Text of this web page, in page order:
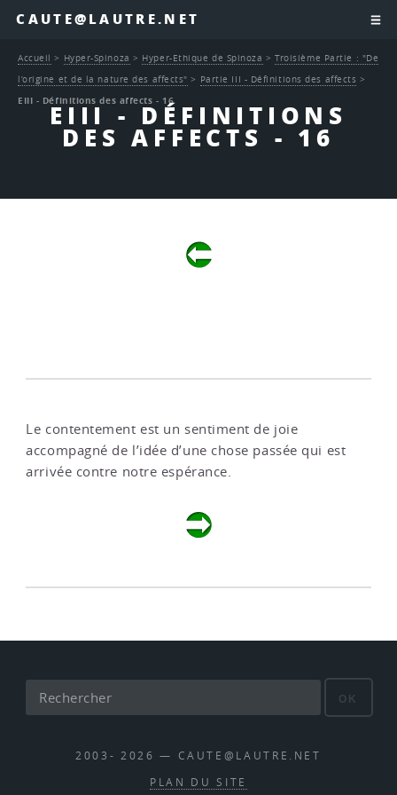
CAUTE@LAUTRE.NET
EIII - DÉFINITIONS
DES AFFECTS - 16
Accueil > Hyper-Spinoza > Hyper-Ethique de Spinoza >Troisième Partie : "De
l’origine et de la nature des affects" > Partie III - Définitions des affects >
EIII - Définitions des affects - 16
Le contentement est un sentiment de joie
accompagné de l’idée d’une chose passée qui est
arrivée contre notre espérance.
OK
2003- 2026 — CAUTE@LAUTRE.NET
PLAN DU SITE